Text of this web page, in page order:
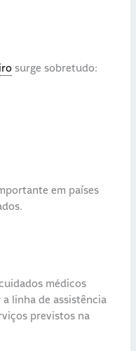
surge sobretudo:
em países
médicos
linha de assistência
previstos na